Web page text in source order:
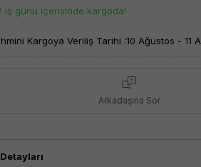
iş günü içerisinde kargoda!
Kargoya Veriliş Tarihi :10 Ağustos - 11
Arkadaşına Sor